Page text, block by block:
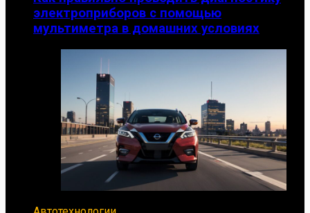
электроприборов с помощью
мультиметра в домашних условиях